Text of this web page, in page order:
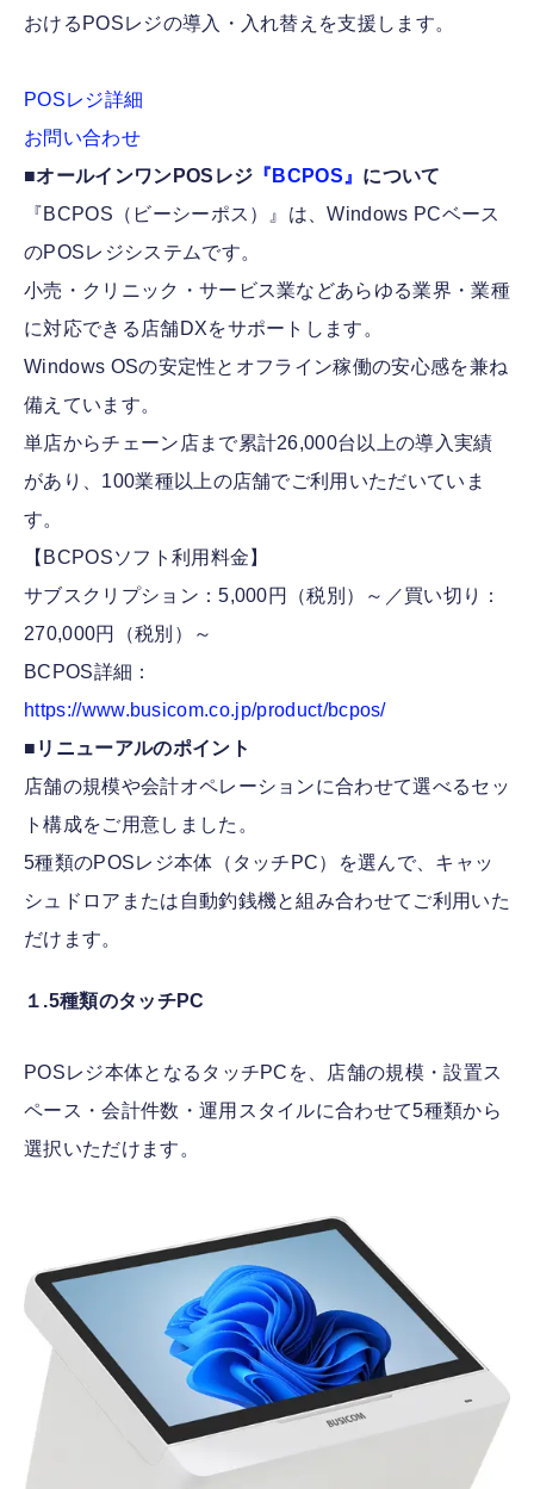
おけるPOSレジの導入・入れ替えを支援します。
POSレジ詳細
お問い合わせ
■オールインワンPOSレジ 『BCPOS』 について
『BCPOS（ビーシーポス）』は、Windows PCベース
のPOSレジシステムです。
小売・クリニック・サービス業などあらゆる業界・業種
に対応できる店舗DXをサポートします。
Windows OSの安定性とオフライン稼働の安心感を兼ね
備えています。
単店からチェーン店まで累計26,000台以上の導入実績
があり、100業種以上の店舗でご利用いただいていま
す。
【BCPOSソフト利用料金】
サブスクリプション：5,000円（税別）～／買い切り：
270,000円（税別）～
BCPOS詳細：
https://www.busicom.co.jp/product/bcpos/
■リニューアルのポイント
店舗の規模や会計オペレーションに合わせて選べるセッ
ト構成をご用意しました。
5種類のPOSレジ本体（タッチPC）を選んで、キャッ
シュドロアまたは自動釣銭機と組み合わせてご利用いた
だけます。
１.5種類のタッチPC
POSレジ本体となるタッチPCを、店舗の規模・設置ス
ペース・会計件数・運用スタイルに合わせて5種類から
選択いただけます。